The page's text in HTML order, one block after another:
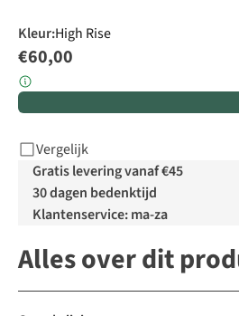
Kleur:High Rise
€60,00
Vergelijk
Gratis levering vanaf €45
30 dagen bedenktijd
Klantenservice: ma-za
Alles over dit